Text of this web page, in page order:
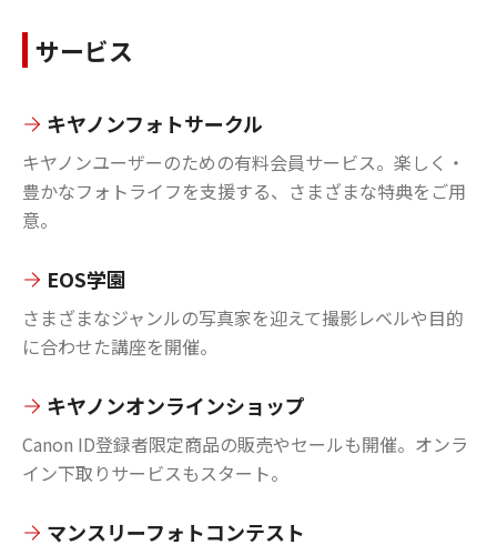
サービス
キヤノンフォトサークル
キヤノンユーザーのための有料会員サービス。楽しく・
豊かなフォトライフを支援する、さまざまな特典をご用
意。
EOS学園
さまざまなジャンルの写真家を迎えて撮影レベルや目的
に合わせた講座を開催。
キヤノンオンラインショップ
Canon ID登録者限定商品の販売やセールも開催。オンラ
イン下取りサービスもスタート。
マンスリーフォトコンテスト